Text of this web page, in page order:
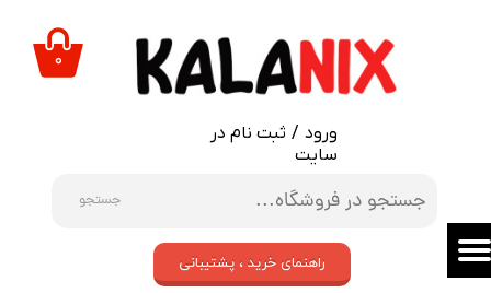
جستجو
ورود / ثبت نام در
سایت
حساب کاربری من
تغییر گذر واژه
خروج از حساب کاربری
۰
راهنمای خرید ، پشتیبانی